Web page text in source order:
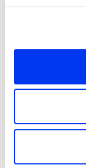
Durabilidad: